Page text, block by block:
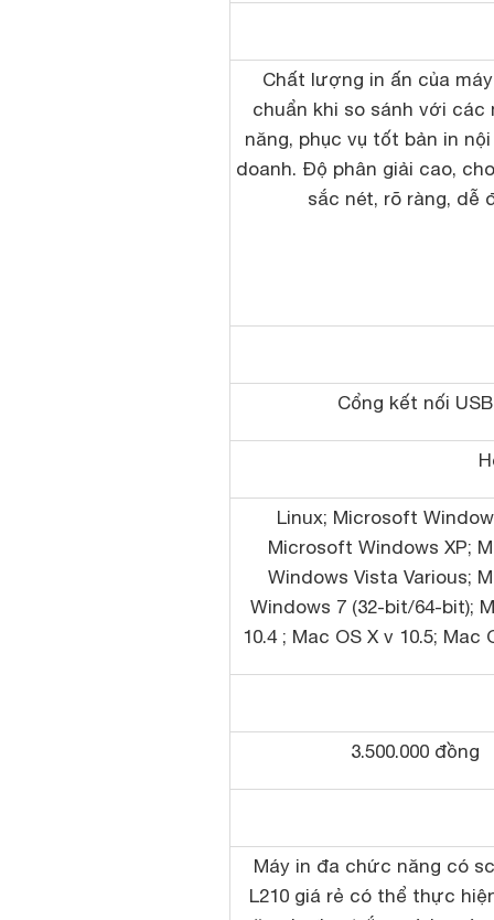
Chất lượng in ấn của
chuẩn khi so sánh với các
năng, phục vụ tốt bản in
doanh. Độ phân giải cao,
sắc nét, rõ ràng, dễ
Cổng kết nối USB
Linux; Microsoft
Microsoft Windows XP;
Windows Vista Various;
Windows 7 (32-bit/64-bit);
10.4 ; Mac OS X v 10.5; Mac
3.500.000 đồng
Máy in đa chức năng có
L210 giá rẻ có thể thực